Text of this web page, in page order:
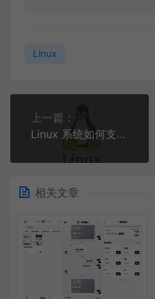
Linux
上一篇：
Linux 系统如何支持智能交通和智慧物流开发？
相关文章